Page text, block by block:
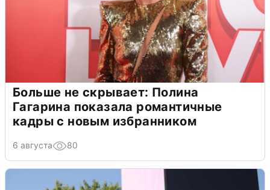
Больше не скрывает: Полина
Гагарина показала романтичные
кадры с новым избранником
6 августа 80